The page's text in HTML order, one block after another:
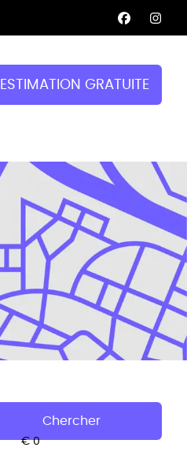
ESTIMATION GRATUITE
Chercher